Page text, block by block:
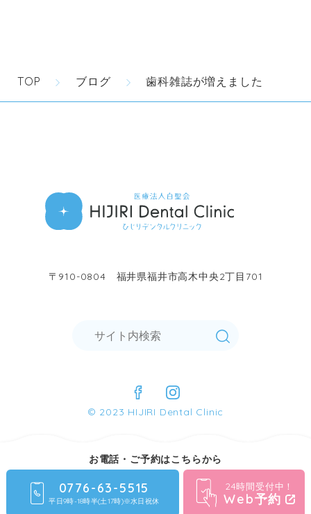
お電話・ご予約はこちらから
0776-63-5515
平日9時-18時半(土17時)※水日祝休
24時間受付中！
Web予約
TOP ブログ 歯科雑誌が増えました
〒910-0804 福井県福井市高木中央2丁目701
© 2023 HIJIRI Dental Clinic